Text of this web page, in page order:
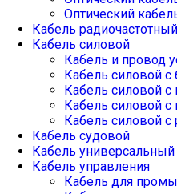
Оптический
Кабель
Кабель силовой
Кабель и провод
Кабель силовой
Кабель силовой с
Кабель силовой с
Кабель силовой с
Кабель судовой
Кабель универсальный
Кабель управления
Кабель для